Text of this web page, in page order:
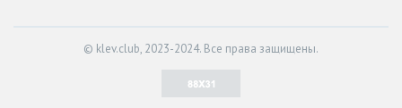
© klev.club, 2023-2024. Все права защищены.